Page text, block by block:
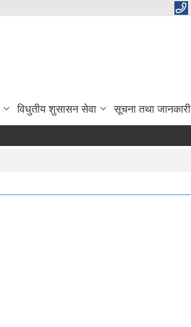
विधुतीय शुसासन सेवा सूचना तथा जानकारी